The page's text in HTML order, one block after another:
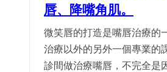
唇、降嘴角肌。
微笑唇的打造是嘴唇治療的
治療以外的另外一個專業的
診間做治療嘴唇，不完全是